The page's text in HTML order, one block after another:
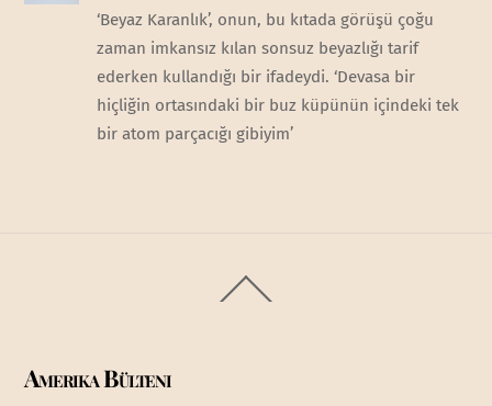
‘Beyaz Karanlık’, onun, bu kıtada görüşü çoğu
zaman imkansız kılan sonsuz beyazlığı tarif
ederken kullandığı bir ifadeydi. ‘Devasa bir
hiçliğin ortasındaki bir buz küpünün içindeki tek
bir atom parçacığı gibiyim’
To
Amerika Bülteni